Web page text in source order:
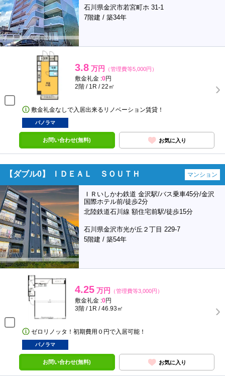
石川県金沢市若宮町ホ 31-1
7階建 / 築34年
3.8 万円 （管理費等5,000円）
敷金礼金 :0円
2階 / 1R / 22㎡
敷金礼金なしで入居出来るリノベーション賃貸！
パノラマ
お問い合わせ(無料) お気に入り
【ダブル0】 ＩＤＥＡＬ ＳＯＵＴＨ マンション
ＩＲいしかわ鉄道 金沢駅/バス乗車45分/金沢
国際ホテル前/徒歩2分
北陸鉄道石川線 額住宅前駅/徒歩15分
石川県金沢市光が丘２丁目 229-7
5階建 / 築54年
4.25 万円 （管理費等3,000円）
敷金礼金 :0円
3階 / 1R / 46.93㎡
ゼロリノッタ！初期費用０円で入居可能！
パノラマ
お問い合わせ(無料) お気に入り